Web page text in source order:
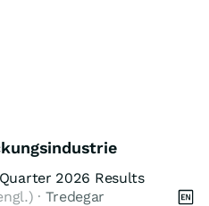
2026 Results
· Tredegar